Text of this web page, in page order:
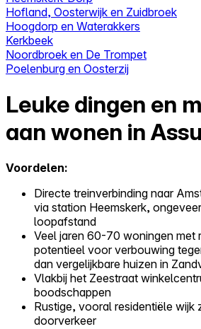
Hofland, Oosterwijk en Zuidbroek
Hoogdorp en Waterakkers
Kerkbeek
Noordbroek en De Trompet
Poelenburg en Oosterzij
Leuke dingen en
aan wonen in
Voordelen:
Directe treinverbinding naar
via station Heemskerk,
loopafstand
Veel jaren 60-70 woningen met
potentieel voor verbouwing
dan vergelijkbare huizen in
Vlakbij het Zeestraat
boodschappen
Rustige, vooral residentiële wijk
doorverkeer